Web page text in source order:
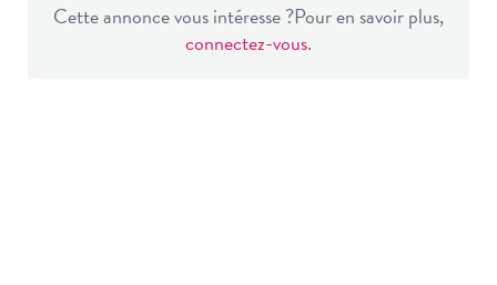
Cette annonce vous intéresse ?Pour en savoir plus,
connectez-vous.